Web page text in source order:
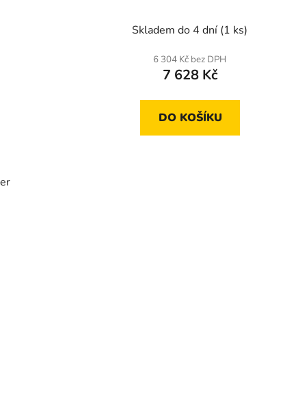
Skladem do 4 dní (1 ks)
6 304 Kč bez DPH
7 628 Kč
DO KOŠÍKU